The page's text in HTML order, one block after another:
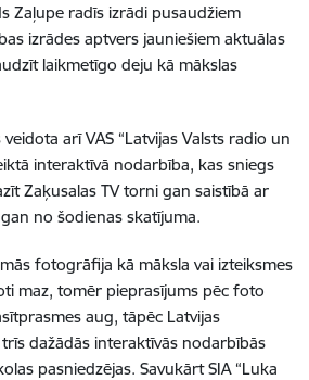
Zaļupe radīs izrādi pusaudžiem
izrādes aptvers jauniešiem aktuālas
laikmetīgo deju kā mākslas
arī VAS “Latvijas Valsts radio un
interaktīvā nodarbība, kas sniegs
Zaķusalas TV torni gan saistībā ar
no šodienas skatījuma.
fotogrāfija kā māksla vai izteiksmes
maz, tomēr pieprasījums pēc foto
aug, tāpēc Latvijas
dažādās interaktīvās nodarbībās
pasniedzējas. Savukārt SIA “Luka